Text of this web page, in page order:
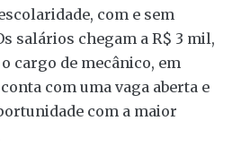
com e sem
salários chegam a R$ 3 mil,
cargo de mecânico, em
com uma vaga aberta e
com a maior